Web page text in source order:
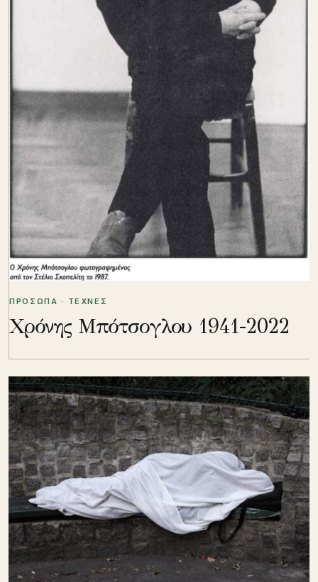
ΠΡΟΣΩΠΑ · ΤΕΧΝΕΣ
Χρόνης Μπότσογλου 1941-2022